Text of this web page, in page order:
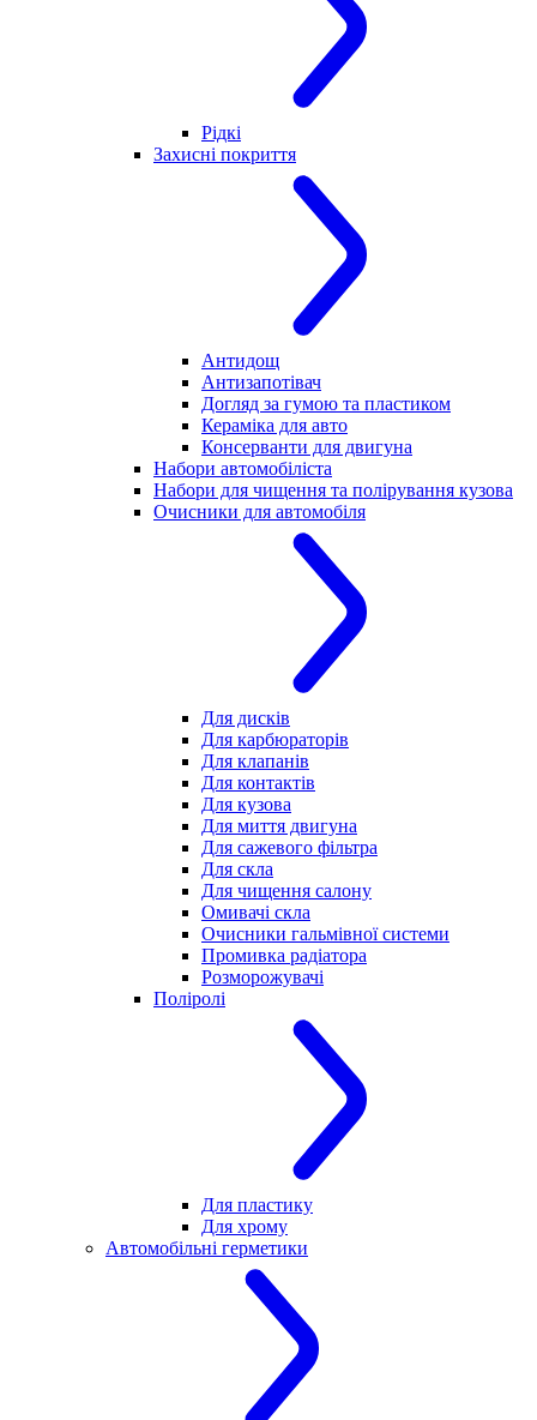
Рідкі
Захисні покриття
Антидощ
Антизапотівач
Догляд за гумою та пластиком
Кераміка для авто
Консерванти для двигуна
Набори автомобіліста
Набори для чищення та полірування кузова
Очисники для автомобіля
Для дисків
Для карбюраторів
Для клапанів
Для контактів
Для кузова
Для миття двигуна
Для сажевого фільтра
Для скла
Для чищення салону
Омивачі скла
Очисники гальмівної системи
Промивка радіатора
Розморожувачі
Поліролі
Для пластику
Для хрому
Автомобільні герметики